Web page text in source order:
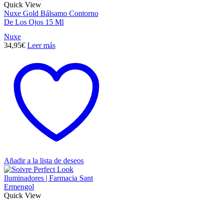
Quick View
Nuxe Gold Bálsamo Contorno
De Los Ojos 15 Ml
Nuxe
34,95€ Leer más
Añadir a la lista de deseos
Quick View